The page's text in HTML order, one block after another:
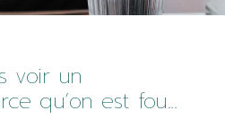
voir un
qu’on est fou...